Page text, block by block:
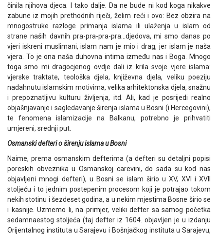
činila njihova djeca. I tako dalje. Da ne bude ni kod koga nikakve
zabune iz mojih prethodnih riječi, želim reći i ovo: Bez obzira na
mnogostruke razloge primanja islama ili ulaženja u islam od
strane naših davnih pra-pra-pra-pra…djedova, mi smo danas po
vjeri iskreni muslimani, islam nam je mio i drag, jer islam je naša
vjera. To je ona naša duhovna intima između nas i Boga. Mnogo
toga smo mi dragocjenog ovdje dali iz krila svoje vjere islama:
vjerske traktate, teološka djela, književna djela, veliku poeziju
nadahnutu islamskim motivima, velika arhitektonska djela, snažnu
i prepoznatljivu kulturu življenja, itd. Ali, kad je posrijedi realno
objašnjavanje i sagledavanje širenja islama u Bosni (i Hercegovini),
te fenomena islamizacije na Balkanu, potrebno je prihvatiti
umjereni, srednji put.
Osmanski defteri o širenju islama u Bosni
Naime, prema osmanskim defterima (a defteri su detaljni popisi
poreskih obveznika u Osmanskoj carevini, do sada su kod nas
objavljeni mnogi defteri), u Bosni se islam širio u XV, XVI i XVII
stoljeću i to jednim postepenim procesom koji je potrajao tokom
nekih stotinu i šezdeset godina, a u nekim mjestima Bosne širio se
i kasnije. Uzmemo li, na primjer, veliki defter sa samog početka
sedamnaestog stoljeća (taj defter iz 1604. objavljen je u izdanju
Orijentalnog instituta u Sarajevu i Bošnjačkog instituta u Sarajevu,